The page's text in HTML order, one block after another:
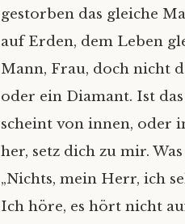
gestorben das gleiche
auf Erden, dem Leben
Mann, Frau, doch nicht
oder ein Diamant. Ist
scheint von innen, oder
her, setz dich zu mir.
„Nichts, mein Herr, ich
Ich höre, es hört nicht